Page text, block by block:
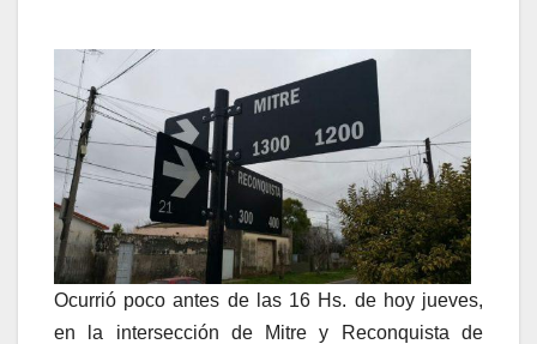
Ocurrió poco antes de las 16 Hs. de hoy jueves,
en la intersección de Mitre y Reconquista de